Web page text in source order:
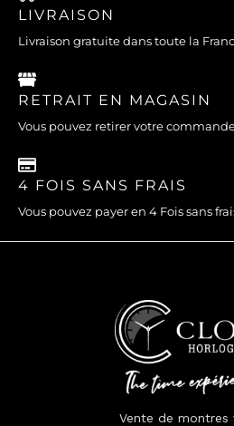
LIVRAISON
Livraison gratuite dans toute la
RETRAIT EN MAGASIN
Vous pouvez retirer votre
4 FOIS SANS FRAIS
Vous pouvez payer en 4 Fois sans
Vente de montres